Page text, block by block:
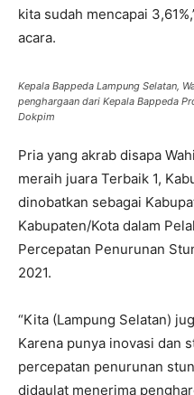
kita sudah mencapai
acara.
Kepala Bappeda Lampung Selatan,
penghargaan dari Kepala Bappeda
Dokpim
Pria yang akrab disapa
meraih juara Terbaik 1,
dinobatkan sebagai
Kabupaten/Kota dalam
Percepatan Penurunan
2021.
“Kita (Lampung Selatan)
Karena punya inovasi dan
percepatan penurunan
didaulat menerima